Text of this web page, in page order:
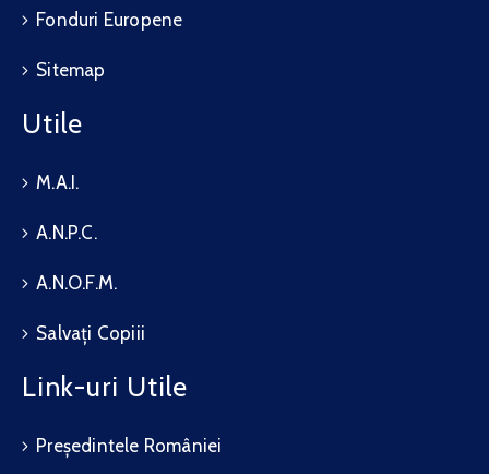
Fonduri Europene
Sitemap
Utile
M.A.I.
A.N.P.C.
A.N.O.F.M.
Salvați Copiii
Link-uri Utile
Președintele României